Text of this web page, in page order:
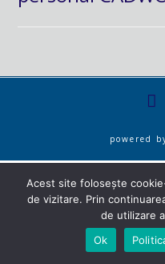
powered
Acest site folosește
de vizitare. Prin
de utilizare
Ok